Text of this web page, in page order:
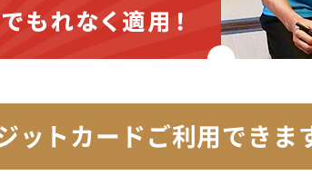
ットカードご利用できま